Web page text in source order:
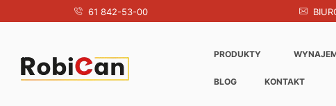
61 842-53-00
PRODUKTY
BLOG KONTAKT